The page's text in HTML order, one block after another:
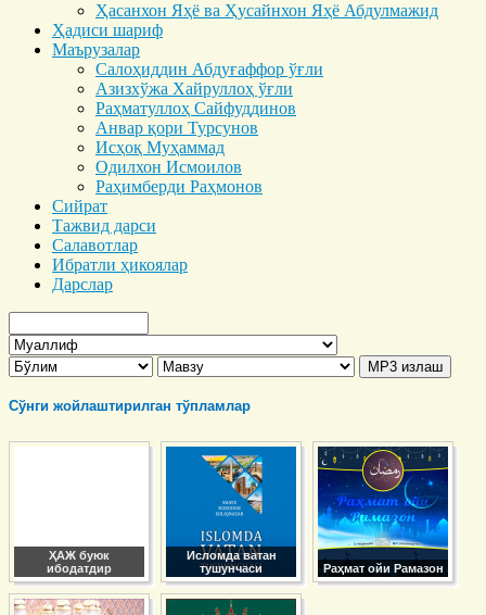
Ҳасанхон Яҳё ва Ҳусайнхон Яҳё Абдулмажид
Ҳадиси шариф
Маърузалар
Салоҳиддин Абдуғаффор ўғли
Азизхўжа Хайруллоҳ ўғли
Раҳматуллоҳ Сайфуддинов
Анвар қори Турсунов
Исҳоқ Муҳаммад
Одилхон Исмоилов
Раҳимберди Раҳмонов
Сийрат
Тажвид дарси
Салавотлар
Ибратли ҳикоялар
Дарслар
Сўнги жойлаштирилган тўпламлар
ҲАЖ буюк
ибодатдир
Исломда ватан
тушунчаси
Раҳмат ойи Рамазон